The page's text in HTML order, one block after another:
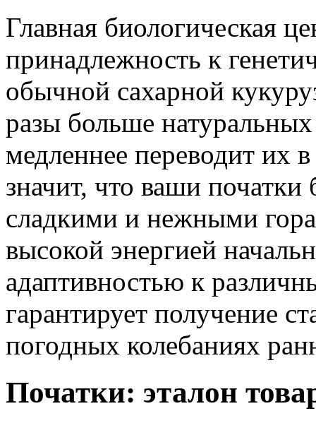
Главная биологическая
принадлежность к
обычной сахарной
разы больше
медленнее переводит их
значит, что ваши початки
сладкими и нежными
высокой энергией
адаптивностью к
гарантирует получение
погодных колебаниях
Початки: эталон